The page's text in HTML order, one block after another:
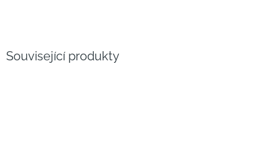
Související produkty